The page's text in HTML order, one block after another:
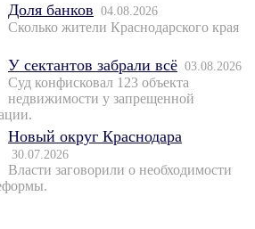
Доля банков 04.08.2026
Сколько жители Краснодарского края
У сектантов забрали всё 03.08.2026
Суд конфисковал 123 объекта
недвижимости у запрещенной
Новый округ Краснодара
30.07.2026
Власти заговорили о необходимости